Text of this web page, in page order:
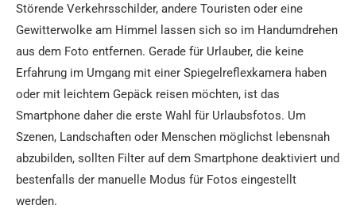
Störende Verkehrsschilder, andere Touristen oder eine
Gewitterwolke am Himmel lassen sich so im Handumdrehen
aus dem Foto entfernen. Gerade für Urlauber, die keine
Erfahrung im Umgang mit einer Spiegelreflexkamera haben
oder mit leichtem Gepäck reisen möchten, ist das
Smartphone daher die erste Wahl für Urlaubsfotos. Um
Szenen, Landschaften oder Menschen möglichst lebensnah
abzubilden, sollten Filter auf dem Smartphone deaktiviert und
bestenfalls der manuelle Modus für Fotos eingestellt
werden.